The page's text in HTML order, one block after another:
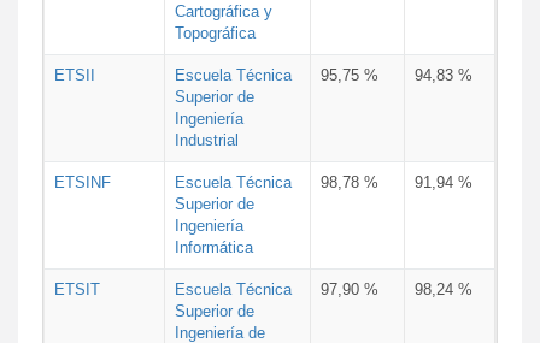
Cartográfica y
Topográfica
ETSII
Escuela Técnica
Superior de
Ingeniería
Industrial
95,75 % 94,83 %
ETSINF
Escuela Técnica
Superior de
Ingeniería
Informática
98,78 % 91,94 %
ETSIT
Escuela Técnica
Superior de
Ingeniería de
97,90 % 98,24 %